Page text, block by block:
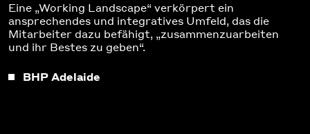
Eine „Working Landscape“ verkörpert ein
ansprechendes und integratives Umfeld, das die
Mitarbeiter dazu befähigt, „zusammenzuarbeiten
und ihr Bestes zu geben“.
BHP Adelaide